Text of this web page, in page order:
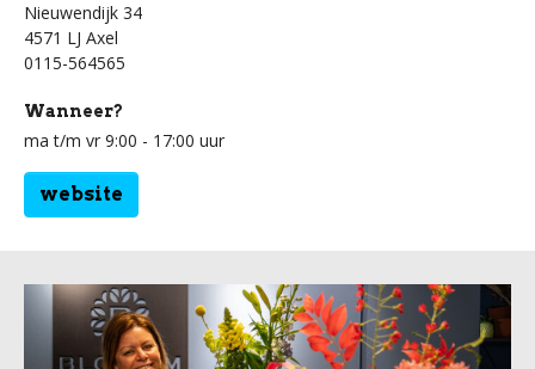
Nieuwendijk 34
4571 LJ Axel
0115-564565
Wanneer?
ma t/m vr 9:00 - 17:00 uur
website